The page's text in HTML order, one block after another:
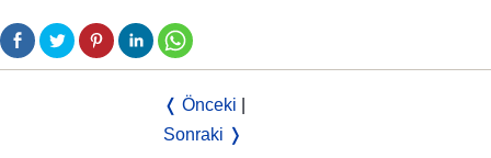
❬ Önceki
Sonraki ❭